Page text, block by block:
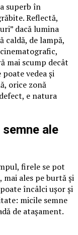
superb în
Reflectă,
dacă lumina
caldă, de lampă,
mai scump decât
vedea și
orice zonă
e natura
ale
firele se pot
ales pe burtă și
încâlci ușor și
micile semne
de atașament.